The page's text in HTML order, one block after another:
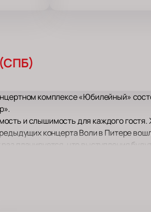
комплексе «Юбилейный»
и слышимость для каждого
концерта Воли в Питере
планируется, что выступления